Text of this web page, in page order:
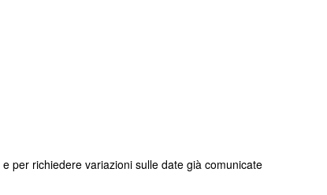
e per richiedere variazioni sulle date già comunicate